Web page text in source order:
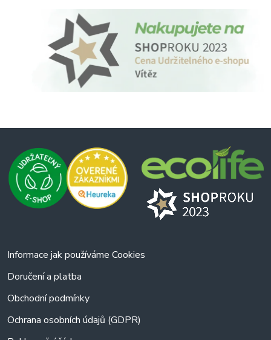
Informace jak používáme Cookies
Doručení a platba
Obchodní podmínky
Ochrana osobních údajů (GDPR)